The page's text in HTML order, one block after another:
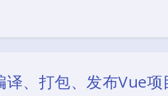
、打包、发布Vue项